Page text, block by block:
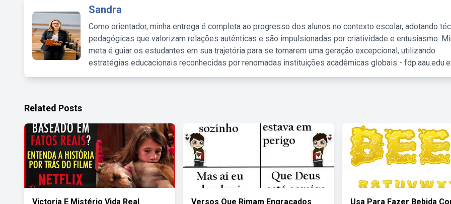
Sandra
Como orientador, minha entrega é completa ao progresso dos alunos no contexto escolar, adotando
pedagógicas que valorizam relações autênticas e são impulsionadas por criatividade e entusiasmo.
meta é guiar os estudantes em sua trajetória para se tornarem uma geração excepcional, utilizando
estratégias educacionais reconhecidas por renomadas instituições acadêmicas globais -
Related Posts
Victoria E Mistério Vida Real Versos Que Rimam Engraçados Usa Para Fazer Bebida